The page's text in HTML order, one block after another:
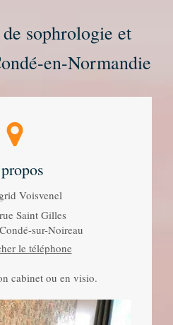
sophrologie et
en-Normandie
Voisvenel
Saint Gilles
Condé-sur-Noireau
le téléphone
cabinet ou en visio.